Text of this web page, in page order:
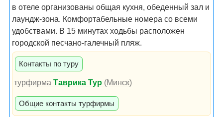
в отеле организованы общая кухня, обеденный зал и
лаундж-зона. Комфортабельные номера со всеми
удобствами. В 15 минутах ходьбы расположен
городской песчано-галечный пляж.
Контакты по туру
турфирмаТаврика Тур (Минск)
Общие контакты турфирмы